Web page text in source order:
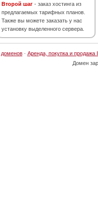
Второй шаг - заказ хостинга из
предлагаемых тарифных планов.
Также вы можете заказать у нас
установку выделенного сервера.
доменов· Аренда, покупка и продажа
Домен